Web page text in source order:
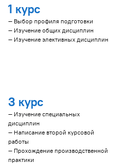
1 курс
— Выбор профиля подготовки
— Изучение общих дисциплин
— Изучение элективных дисциплин
3 курс
— Изучение специальных
дисциплин
— Написание второй курсовой
работы
— Прохождение производственной
практики